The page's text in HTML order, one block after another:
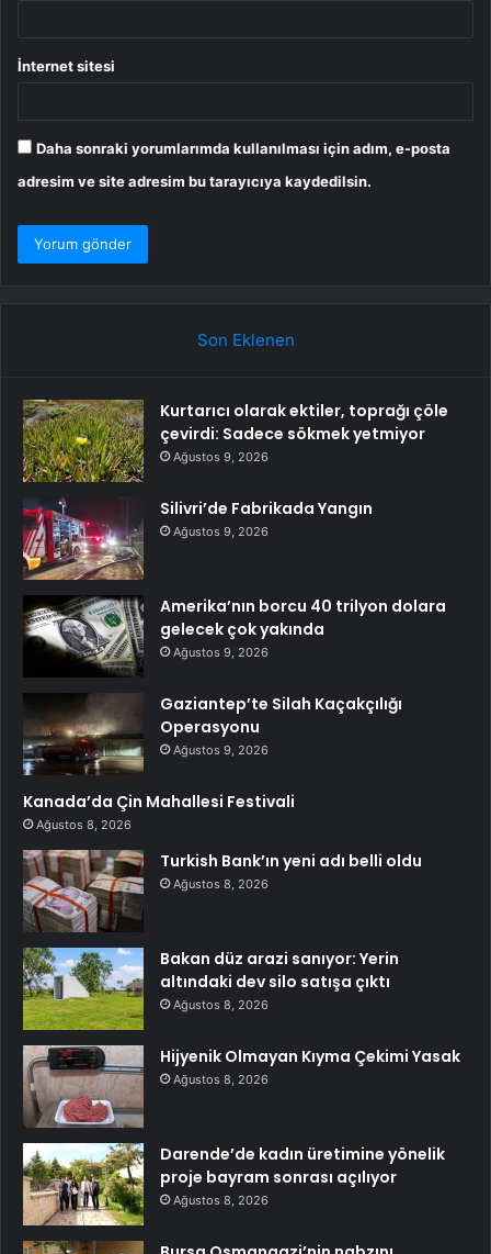
İnternet sitesi
Daha sonraki yorumlarımda kullanılması için adım, e-posta
adresim ve site adresim bu tarayıcıya kaydedilsin.
Son Eklenen
Kurtarıcı olarak ektiler, toprağı çöle
çevirdi: Sadece sökmek yetmiyor
Ağustos 9, 2026
Silivri’de Fabrikada Yangın
Ağustos 9, 2026
Amerika’nın borcu 40 trilyon dolara
gelecek çok yakında
Ağustos 9, 2026
Gaziantep’te Silah Kaçakçılığı
Operasyonu
Ağustos 9, 2026
Kanada’da Çin Mahallesi Festivali
Ağustos 8, 2026
Turkish Bank’ın yeni adı belli oldu
Ağustos 8, 2026
Bakan düz arazi sanıyor: Yerin
altındaki dev silo satışa çıktı
Ağustos 8, 2026
Hijyenik Olmayan Kıyma Çekimi Yasak
Ağustos 8, 2026
Darende’de kadın üretimine yönelik
proje bayram sonrası açılıyor
Ağustos 8, 2026